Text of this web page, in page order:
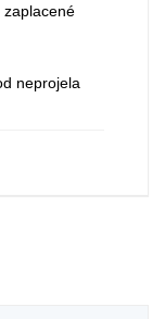
zaplacené
neprojela